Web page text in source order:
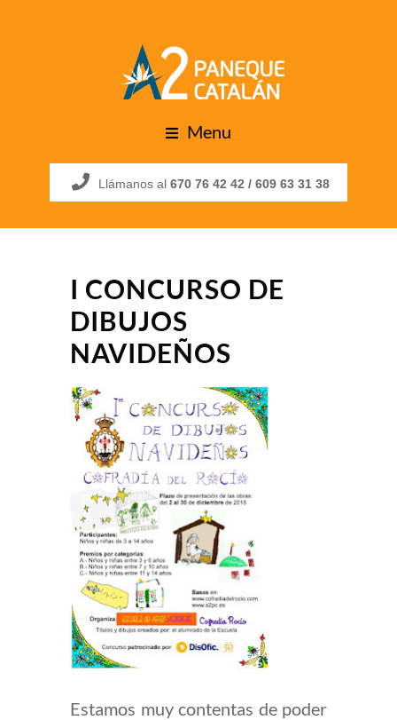
Menu
Llámanos al 670 76 42 42 / 609 63 31 38
I CONCURSO DE
DIBUJOS
NAVIDEÑOS
Estamos muy contentas de poder